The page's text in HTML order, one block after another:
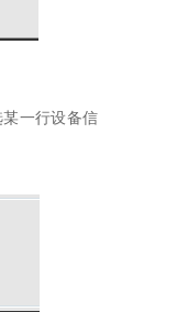
一行设备信